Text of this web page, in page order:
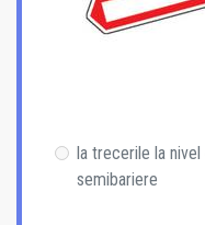
la trecerile la
semibariere